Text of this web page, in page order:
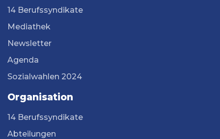
14 Berufssyndikate
Mediathek
Newsletter
Agenda
Sozialwahlen 2024
Organisation
14 Berufssyndikate
Abteilungen